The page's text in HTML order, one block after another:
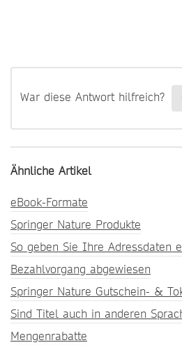
War diese Antwort hilfreich?
Ähnliche Artikel
eBook-Formate
Springer Nature Produkte
So geben Sie Ihre Adressdaten
Bezahlvorgang abgewiesen
Springer Nature Gutschein- &
Sind Titel auch in anderen
Mengenrabatte